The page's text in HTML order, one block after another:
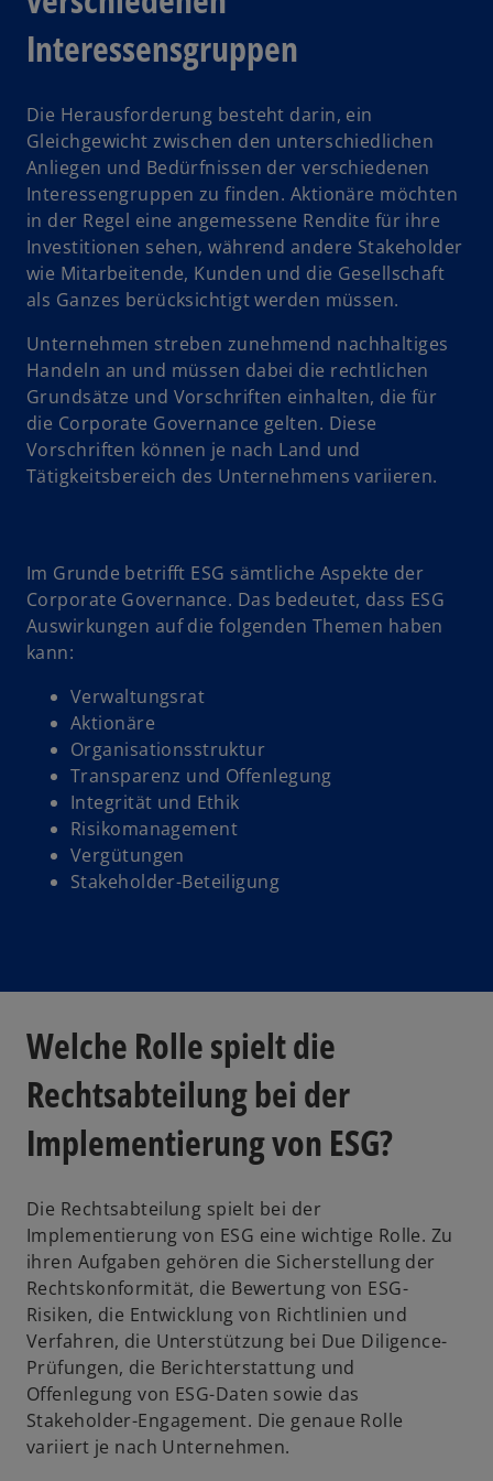
i
s
e
r
k
a
r
t
e
g
e
ö
f
n
e
Interessensgruppen
Die Herausforderung besteht darin, ein
Gleichgewicht zwischen den unterschiedlichen
Anliegen und Bedürfnissen der verschiedenen
Interessengruppen zu finden. Aktionäre möchten
in der Regel eine angemessene Rendite für ihre
Investitionen sehen, während andere Stakeholder
wie Mitarbeitende, Kunden und die Gesellschaft
als Ganzes berücksichtigt werden müssen.
Unternehmen streben zunehmend nachhaltiges
Handeln an und müssen dabei die rechtlichen
Grundsätze und Vorschriften einhalten, die für
die Corporate Governance gelten. Diese
Vorschriften können je nach Land und
Tätigkeitsbereich des Unternehmens variieren.
Im Grunde betrifft ESG sämtliche Aspekte der
Corporate Governance. Das bedeutet, dass ESG
Auswirkungen auf die folgenden Themen haben
kann:
Verwaltungsrat
Aktionäre
Organisationsstruktur
Transparenz und Offenlegung
Integrität und Ethik
Risikomanagement
Vergütungen
Stakeholder-Beteiligung
Welche Rolle spielt die
Rechtsabteilung bei der
Implementierung von ESG?
Die Rechtsabteilung spielt bei der
Implementierung von ESG eine wichtige Rolle. Zu
ihren Aufgaben gehören die Sicherstellung der
Rechtskonformität, die Bewertung von ESG-
Risiken, die Entwicklung von Richtlinien und
Verfahren, die Unterstützung bei Due Diligence-
Prüfungen, die Berichterstattung und
Offenlegung von ESG-Daten sowie das
Stakeholder-Engagement. Die genaue Rolle
variiert je nach Unternehmen.
w
ir
d
i
n